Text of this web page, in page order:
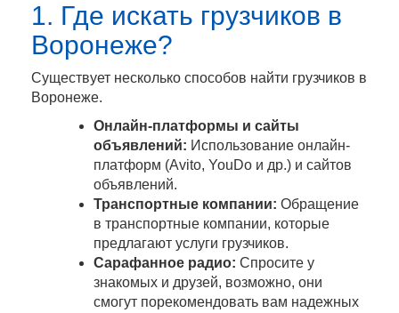
1. Где искать грузчиков в
Воронеже?
Существует несколько способов найти грузчиков в
Воронеже.
Онлайн-платформы и сайты
объявлений: Использование онлайн-
платформ (Avito, YouDo и др.) и сайтов
объявлений.
Транспортные компании: Обращение
в транспортные компании, которые
предлагают услуги грузчиков.
Сарафанное радио: Спросите у
знакомых и друзей, возможно, они
смогут порекомендовать вам надежных